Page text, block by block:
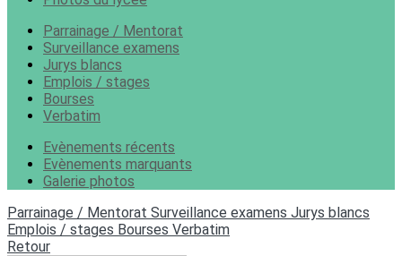
Parrainage / Mentorat
Surveillance examens
Jurys blancs
Emplois / stages
Bourses
Verbatim
Evènements récents
Evènements marquants
Galerie photos
Parrainage / Mentorat Surveillance examens Jurys blancs
Emplois / stages Bourses Verbatim
Retour